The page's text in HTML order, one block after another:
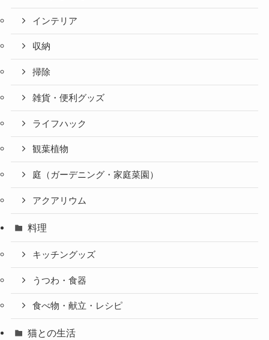
インテリア
収納
掃除
雑貨・便利グッズ
ライフハック
観葉植物
庭（ガーデニング・家庭菜園）
アクアリウム
料理
キッチングッズ
うつわ・食器
食べ物・献立・レシピ
猫との生活